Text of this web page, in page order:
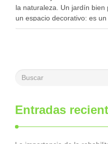
la naturaleza. Un jardín
un espacio decorativo: es
…
Entradas